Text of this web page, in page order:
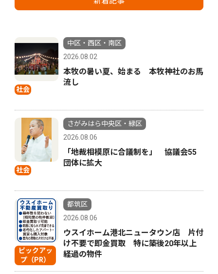
社会
中区・西区・南区
2026.08.02
本牧の暑い夏、始まる 本牧神社のお馬
流し
社会
さがみはら中央区・緑区
2026.08.06
「地裁相模原に合議制を」 協議会55
団体に拡大
ピックアッ
プ（PR）
都筑区
2026.08.06
ウスイホーム港北ニュータウン店 片付
け不要で即金買取 特に築後20年以上
経過の物件